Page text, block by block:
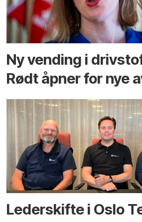
Ny vending i
Rødt åpner for nye
Lederskifte i Oslo